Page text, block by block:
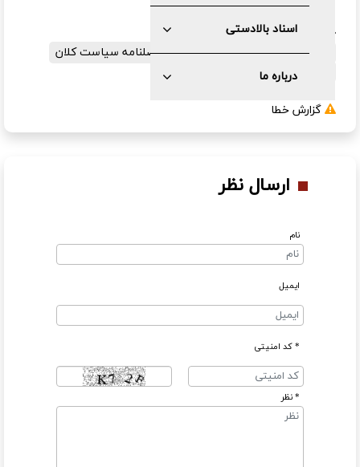
اسناد بالادستی
درباره ما
برچسب ها: آب
توسعه پایدار
سیاست های کلی محیط زیست
فصلنامه سیاست کلان
کمیته محیط زیست
گزارش خطا
ارسال نظر
نام
ایمیل
* کد امنیتی
* نظر